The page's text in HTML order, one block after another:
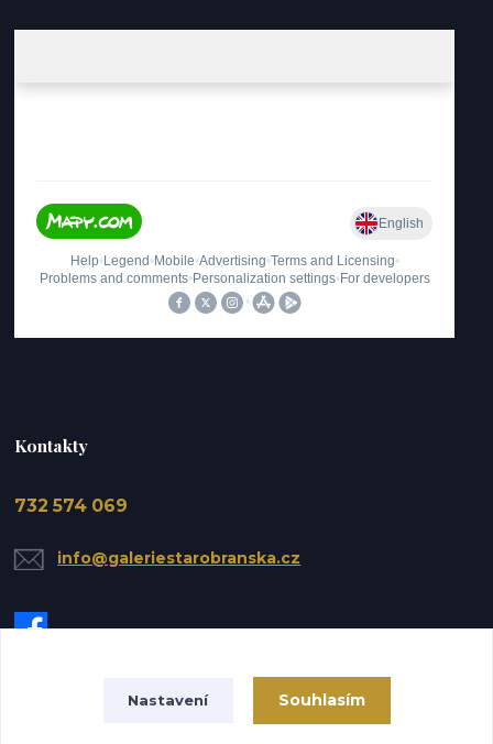
Kontakty
732 574 069
info@galeriestarobranska.cz
Upravit sběr cookies.
Nastavení Souhlasím